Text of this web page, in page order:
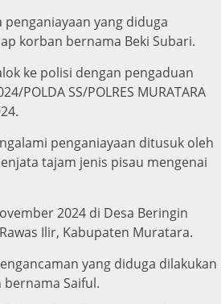
yang diduga
korban bernama Beki Subari.
ke polisi dengan pengaduan
POLDA SS/POLRES MURATARA
penganiayaan ditusuk oleh
tajam jenis pisau mengenai
2024 di Desa Beringin
Ilir, Kabupaten Muratara.
yang diduga dilakukan
Saiful.